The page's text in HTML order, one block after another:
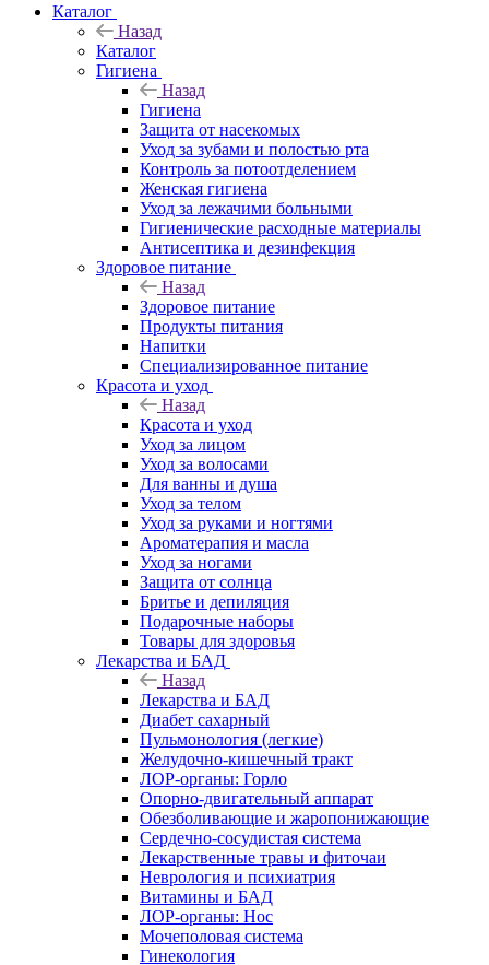
Каталог
Назад
Каталог
Гигиена
Назад
Гигиена
Защита от насекомых
Уход за зубами и полостью рта
Контроль за потоотделением
Женская гигиена
Уход за лежачими больными
Гигиенические расходные материалы
Антисептика и дезинфекция
Здоровое питание
Назад
Здоровое питание
Продукты питания
Напитки
Специализированное питание
Красота и уход
Назад
Красота и уход
Уход за лицом
Уход за волосами
Для ванны и душа
Уход за телом
Уход за руками и ногтями
Ароматерапия и масла
Уход за ногами
Защита от солнца
Бритье и депиляция
Подарочные наборы
Товары для здоровья
Лекарства и БАД
Назад
Лекарства и БАД
Диабет сахарный
Пульмонология (легкие)
Желудочно-кишечный тракт
ЛОР-органы: Горло
Опорно-двигательный аппарат
Обезболивающие и жаропонижающие
Сердечно-сосудистая система
Лекарственные травы и фиточаи
Неврология и психиатрия
Витамины и БАД
ЛОР-органы: Нос
Мочеполовая система
Гинекология